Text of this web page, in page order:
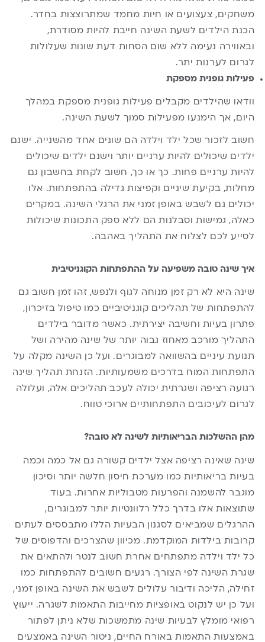
משחקים, צעצועים או חיות מחמד שמתרוצצות בחדר.
הכנת הילדים לשעת השינה חייבת להיות מסודרת,
ובאווירה נעימה ללא שום הסחות דעת שונות שעלולות
לגרום לערנות יתר.
פעילות גופנית מספקת
וודאו שהילדים מקבלים פעילות גופנית מספקת במהלך
היום, אך הימנעו מפעילות סמוך לשעת השינה.
חשוב לזכור שכל ילד וילדה הם שונים אחד מהשנייה. ישנם
ילדים שיכולים להיות ערניים יותר וישנם ילדים שיכולים
להיות ערניים פחות. כך או כך, חשוב לקחת בחשבון גם
מחלות, בקיעת שיניים וקפיצות גדילה בהתפתחות. אלו
יכולים גם לשבש באופן זמני את הרגלי השינה. במקרים
כאלה, גמישות וסבלנות הם ללא ספק התכונות שיכולות
לסייע לכם לצלוח את התהליך באהבה.
איך שינה טובה משפיעה על ההתפתחות הקוגניטיבית
שינה היא לא רק זמן מנוחה לגוף ולנפש, זהו זמן חשוב גם
להתפתחות של תהליכים קוגניטיביים כמו טיפול בזיכרון,
פתרון בעיות וחשיבה יצירתית. כאשר מדובר בילדים
התהליך מורכב מאחוז גבוה יותר של שינה מהירה ושל
תנועת עיניים בהשוואה למבוגרים. ועל כן השינה מקלה על
התפתחות המוח בדרכים משמעותיות. הזנחת תהליך שינה
רגועה רציפה ושגרתית יכולה לעכב תהליכים אלה, ועלולה
לגרום לעיכובים התפתחותיים ארוכי טווח.
מהן ההשלכות הבריאותיות לשינה לא טובה?
שינה שאינה רציפה אצל ילדים קשורה גם אל כמה וכמה
בעיות בריאותיות כמו מערכת חיסון חלשה יותר וסיכון
מוגבר להשמנה והפרעות מטבוליות אחרות. בעוד
שתוצאות אלו בדרך כלל רלוונטיות יותר למבוגרים,
ההרגלים שמביאים לסגנון הבעיות הללו מתבססים לעתים
קרובות בילדות המוקדמת. מכיוון שהצרכים והדפוסים של
כל ילד וילדה מתפתחים אחרת חשוב לנטר ולהתאים את
שגרת השינה לפי הצורך. רגעים חשובים להתפתחות כמו
זחילה, הליכה ודיבור עלולים לשבש את השינה באופן זמני,
ועל כן יש לנקוט באופציות מחייבות התאמות לשגרה. ייעוץ
רפואי מומלץ לבעיות שינה מתמשכות שלא ניתן לפתור
באמצעות התאמות באורח החיים, ניטור השינה באמצעים